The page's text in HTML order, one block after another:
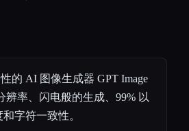
的 AI 图像生成器 GPT Image
辨率、闪电般的生成、99% 以
字符一致性。